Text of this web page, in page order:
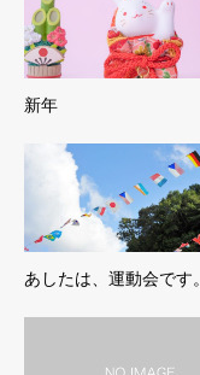
新年
あしたは、運動会です。